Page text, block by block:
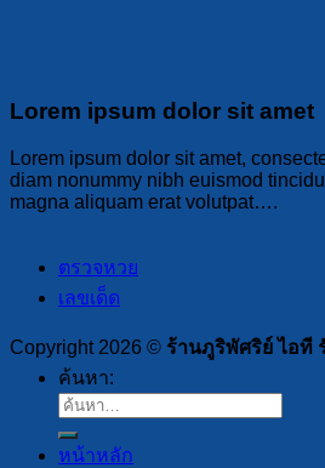
Lorem ipsum dolor sit amet
Lorem ipsum dolor sit amet,
diam nonummy nibh euismod
magna aliquam erat volutpat….
ตรวจหวย
เลขเด็ด
Copyright 2026 © ร้านภูริพัศริย์ ไอที
ค้นหา:
หน้าหลัก